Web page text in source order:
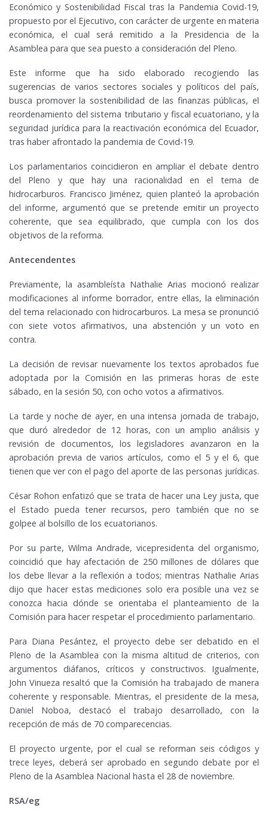
Económico y Sostenibilidad Fiscal tras la Pandemia Covid-19,
propuesto por el Ejecutivo, con carácter de urgente en materia
económica, el cual será remitido a la Presidencia de la
Asamblea para que sea puesto a consideración del Pleno.
Este informe que ha sido elaborado recogiendo las
sugerencias de varios sectores sociales y políticos del país,
busca promover la sostenibilidad de las finanzas públicas, el
reordenamiento del sistema tributario y fiscal ecuatoriano, y la
seguridad jurídica para la reactivación económica del Ecuador,
tras haber afrontado la pandemia de Covid-19.
Los parlamentarios coincidieron en ampliar el debate dentro
del Pleno y que hay una racionalidad en el tema de
hidrocarburos. Francisco Jiménez, quien planteó la aprobación
del informe, argumentó que se pretende emitir un proyecto
coherente, que sea equilibrado, que cumpla con los dos
objetivos de la reforma.
Antecendentes
Previamente, la asambleísta Nathalie Arias mocionó realizar
modificaciones al informe borrador, entre ellas, la eliminación
del tema relacionado con hidrocarburos. La mesa se pronunció
con siete votos afirmativos, una abstención y un voto en
contra.
La decisión de revisar nuevamente los textos aprobados fue
adoptada por la Comisión en las primeras horas de este
sábado, en la sesión 50, con ocho votos a afirmativos.
La tarde y noche de ayer, en una intensa jornada de trabajo,
que duró alrededor de 12 horas, con un amplio análisis y
revisión de documentos, los legisladores avanzaron en la
aprobación previa de varios artículos, como el 5 y el 6, que
tienen que ver con el pago del aporte de las personas jurídicas.
César Rohon enfatizó que se trata de hacer una Ley justa, que
el Estado pueda tener recursos, pero también que no se
golpee al bolsillo de los ecuatorianos.
Por su parte, Wilma Andrade, vicepresidenta del organismo,
coincidió que hay afectación de 250 millones de dólares que
los debe llevar a la reflexión a todos; mientras Nathalie Arias
dijo que hacer estas mediciones solo era posible una vez se
conozca hacia dónde se orientaba el planteamiento de la
Comisión para hacer respetar el procedimiento parlamentario.
Para Diana Pesántez, el proyecto debe ser debatido en el
Pleno de la Asamblea con la misma altitud de criterios, con
argumentos diáfanos, críticos y constructivos. Igualmente,
John Vinueza resaltó que la Comisión ha trabajado de manera
coherente y responsable. Mientras, el presidente de la mesa,
Daniel Noboa, destacó el trabajo desarrollado, con la
recepción de más de 70 comparecencias.
El proyecto urgente, por el cual se reforman seis códigos y
trece leyes, deberá ser aprobado en segundo debate por el
Pleno de la Asamblea Nacional hasta el 28 de noviembre.
RSA/eg